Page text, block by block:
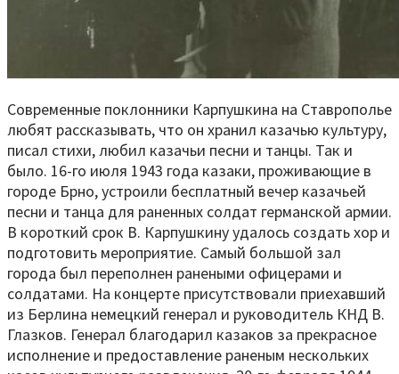
Современные поклонники Карпушкина на Ставрополье
любят рассказывать, что он хранил казачью культуру,
писал стихи, любил казачьи песни и танцы. Так и
было. 16-го июля 1943 года казаки, проживающие в
городе Брно, устроили бесплатный вечер казачьей
песни и танца для раненных солдат германской армии.
В короткий срок В. Карпушкину удалось создать хор и
подготовить мероприятие. Самый большой зал
города был переполнен ранеными офицерами и
солдатами. На концерте присутствовали приехавший
из Берлина немецкий генерал и руководитель КНД В.
Глазков. Генерал благодарил казаков за прекрасное
исполнение и предоставление раненым нескольких